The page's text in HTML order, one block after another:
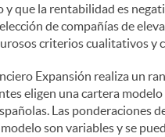
y que la rentabilidad es
de compañías de
criterios cualitativos y
Expansión realiza un
eligen una cartera
Las ponderaciones
son variables y se